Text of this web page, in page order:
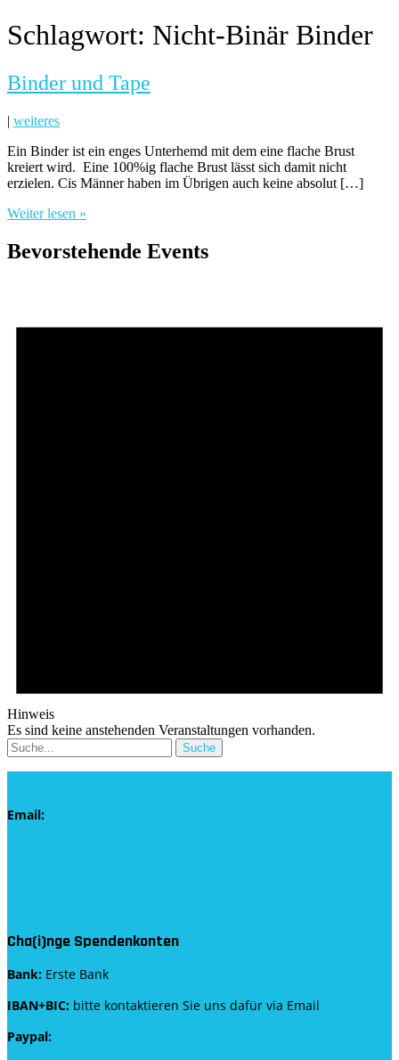
Schlagwort: Nicht-Binär Binder
Binder und Tape
| weiteres
Ein Binder ist ein enges Unterhemd mit dem eine flache Brust
kreiert wird. Eine 100%ig flache Brust lässt sich damit nicht
erzielen. Cis Männer haben im Übrigen auch keine absolut […]
Weiter lesen »
Bevorstehende Events
Hinweis
Es sind keine anstehenden Veranstaltungen vorhanden.
Email:
Cha(i)nge Spendenkonten
Bank: Erste Bank
IBAN+BIC: bitte kontaktieren Sie uns dafür via Email
Paypal: